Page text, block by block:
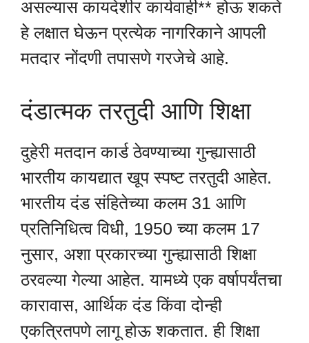
असल्यास कायदेशीर कार्यवाही** होऊ शकते
हे लक्षात घेऊन प्रत्येक नागरिकाने आपली
मतदार नोंदणी तपासणे गरजेचे आहे.
दंडात्मक तरतुदी आणि शिक्षा
दुहेरी मतदान कार्ड ठेवण्याच्या गुन्ह्यासाठी
भारतीय कायद्यात खूप स्पष्ट तरतुदी आहेत.
भारतीय दंड संहितेच्या कलम 31 आणि
प्रतिनिधित्व विधी, 1950 च्या कलम 17
नुसार, अशा प्रकारच्या गुन्ह्यासाठी शिक्षा
ठरवल्या गेल्या आहेत. यामध्ये एक वर्षापर्यंतचा
कारावास, आर्थिक दंड किंवा दोन्ही
एकत्रितपणे लागू होऊ शकतात. ही शिक्षा